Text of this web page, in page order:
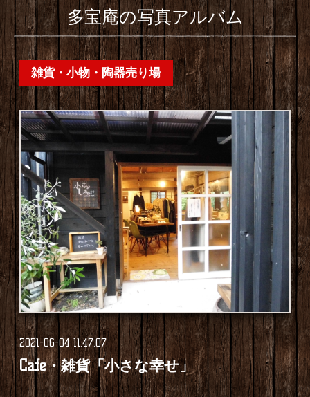
多宝庵の写真アルバム
雑貨・小物・陶器売り場
2021-06-04 11:47:07
Cafe・雑貨「小さな幸せ」